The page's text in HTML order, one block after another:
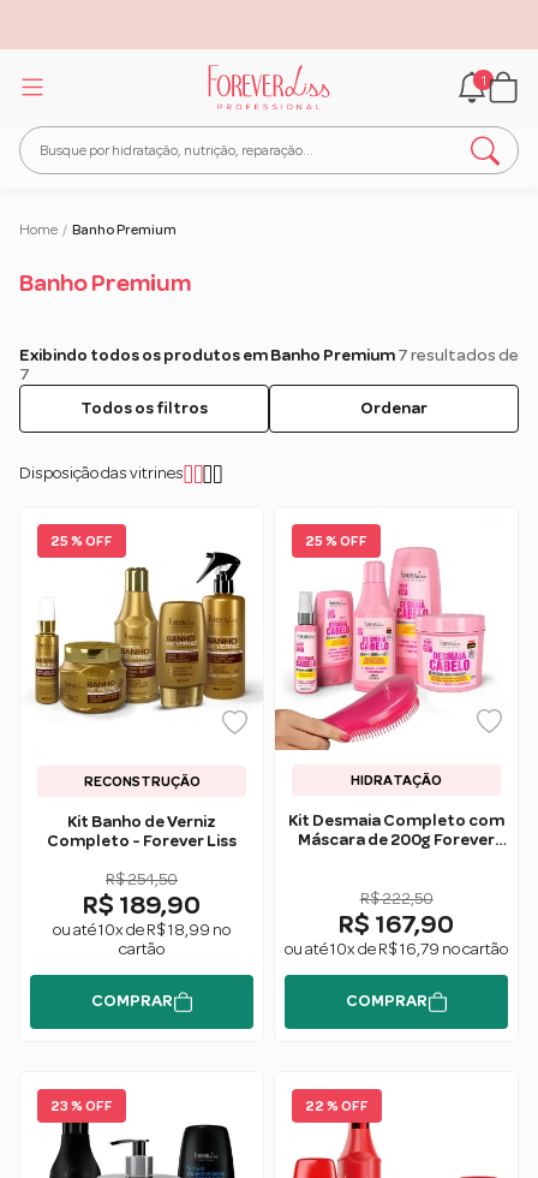
1
Home / Banho Premium
Banho Premium
Exibindo todos os produtos em Banho Premium 7 resultados de
7
Todos os filtros
Ordenar
Disposição das vitrines
25 % OFF
RECONSTRUÇÃO
Kit Banho de Verniz
Completo - Forever Liss
R$ 254,50
R$ 189,90
ou até 10x de R$ 18,99 no
cartão
COMPRAR
25 % OFF
HIDRATAÇÃO
Kit Desmaia Completo com
Máscara de 200g Forever
R$ 222,50
R$ 167,90
ou até 10x de R$ 16,79 no cartão
COMPRAR
23 % OFF 22 % OFF